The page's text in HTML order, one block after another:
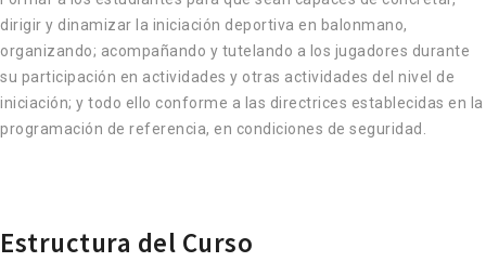
dirigir y dinamizar la iniciación deportiva en balonmano,
organizando; acompañando y tutelando a los jugadores durante
su participación en actividades y otras actividades del nivel de
iniciación; y todo ello conforme a las directrices establecidas en la
programación de referencia, en condiciones de seguridad.
Estructura del Curso